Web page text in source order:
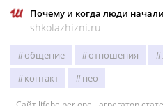
Почему и когда люди
shkolazhizni.ru
общение отношения
контакт
нео